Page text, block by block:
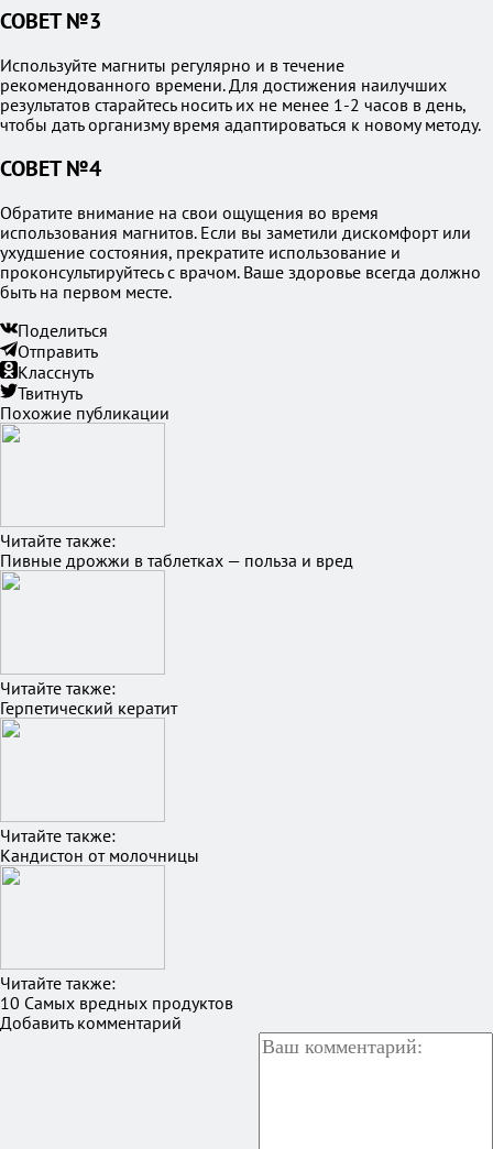
СОВЕТ №3
Используйте магниты регулярно и в течение
рекомендованного времени. Для достижения наилучших
результатов старайтесь носить их не менее 1-2 часов в день,
чтобы дать организму время адаптироваться к новому методу.
СОВЕТ №4
Обратите внимание на свои ощущения во время
использования магнитов. Если вы заметили дискомфорт или
ухудшение состояния, прекратите использование и
проконсультируйтесь с врачом. Ваше здоровье всегда должно
быть на первом месте.
Поделиться
Отправить
Класснуть
Твитнуть
Похожие публикации
Читайте также:
Пивные дрожжи в таблетках — польза и вред
Читайте также:
Герпетический кератит
Читайте также:
Кандистон от молочницы
Читайте также:
10 Самых вредных продуктов
Добавить комментарий